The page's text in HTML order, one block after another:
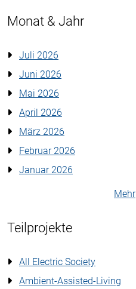
Monat & Jahr
Juli 2026
Juni 2026
Mai 2026
April 2026
März 2026
Februar 2026
Januar 2026
Mehr
Teilprojekte
All Electric Society
Ambient-Assisted-Living